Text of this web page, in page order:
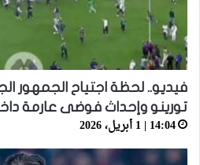
فيديو.. لحظة اجتياح الجمهور
تورينو وإحداث فوضى عارمة
14:04 | 1 أبريل، 2026